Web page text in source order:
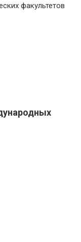
факультетов